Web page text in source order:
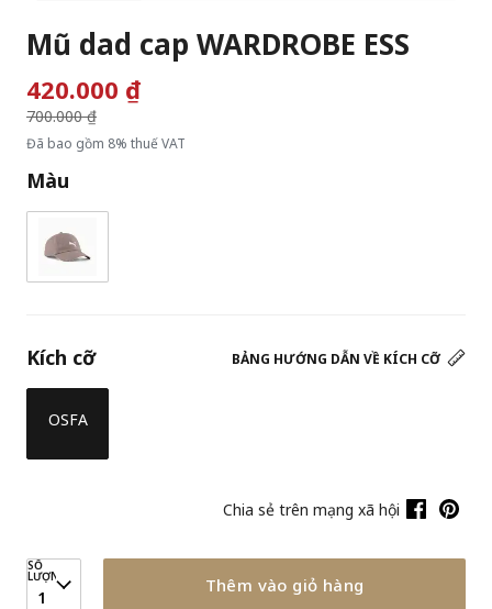
Mũ dad cap WARDROBE ESS
420.000 ₫Giá giảm từ
700.000 ₫
đến
Đã bao gồm 8% thuế VAT
Màu
BẢNG HƯỚNG DẪN VỀ KÍCH CỠ
Kích cỡ
OSFA
Chia sẻ trên mạng xã hội
SỐ
LƯỢNG
1
Thêm vào giỏ hàng